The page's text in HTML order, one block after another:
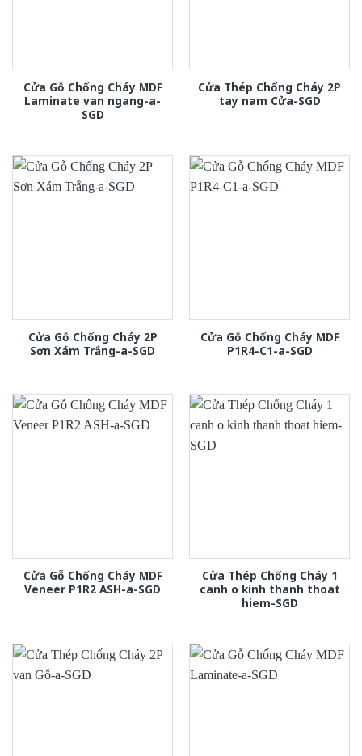
Cửa Gỗ Chống Cháy MDF
Laminate van ngang-a-
SGD
Cửa Thép Chống Cháy 2P
tay nam Cửa-SGD
Cửa Gỗ Chống Cháy 2P
Sơn Xám Trắng-a-SGD
Cửa Gỗ Chống Cháy MDF
P1R4-C1-a-SGD
Cửa Gỗ Chống Cháy MDF
Veneer P1R2 ASH-a-SGD
Cửa Thép Chống Cháy 1
canh o kinh thanh thoat
hiem-SGD